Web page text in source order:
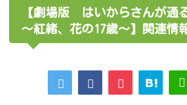
【劇場版 はいからさんが
～紅緒、花の17歳～】関連情